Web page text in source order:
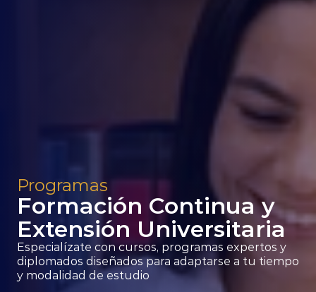
Programas
Formación Continua y
Extensión Universitaria
Especialízate con cursos, programas expertos y
diplomados diseñados para adaptarse a tu tiempo
y modalidad de estudio